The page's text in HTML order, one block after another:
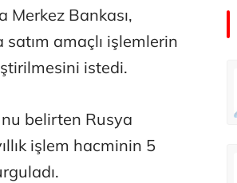
Merkez Bankası,
satım amaçlı işlemlerin
istedi.
belirten Rusya
işlem hacminin 5
Özay Şendir